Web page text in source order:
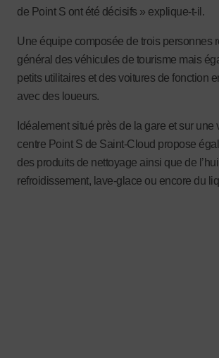
de Point S ont été décisifs » explique-t-il.
Une équipe composée de trois personnes
général des véhicules de tourisme mais
petits utilitaires et des voitures de fonction
avec des loueurs.
Idéalement situé près de la gare et sur une
centre Point S de Saint-Cloud propose
des produits de nettoyage ainsi que de
refroidissement, lave-glace ou encore du